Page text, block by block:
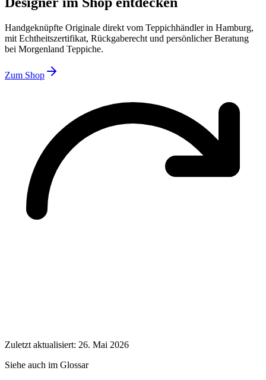
Handgeknüpfte Originale direkt vom Teppichhändler in Hamburg,
mit Echtheitszertifikat, Rückgaberecht und persönlicher Beratung
bei Morgenland Teppiche.
Zum Shop
Zuletzt aktualisiert: 26. Mai 2026
Siehe auch im Glossar